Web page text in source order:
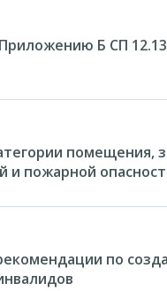
Б СП
помещения,
и пожарной
по